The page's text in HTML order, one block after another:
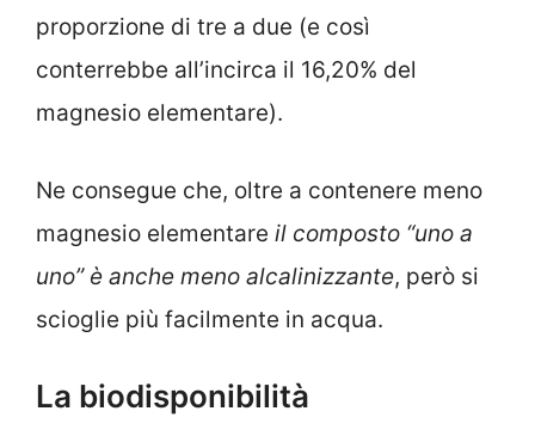
proporzione di tre a due (e così
conterrebbe all’incirca il 16,20% del
magnesio elementare).
Ne consegue che, oltre a contenere meno
magnesio elementare il composto “uno a
uno” è anche meno alcalinizzante, però si
scioglie più facilmente in acqua.
La biodisponibilità